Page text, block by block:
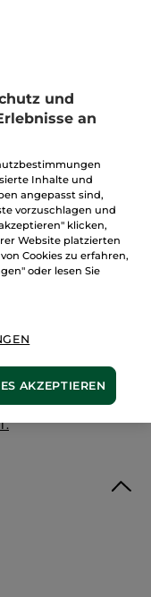
Magnolie
Magnolie
Versandkosten in
ANGEBOTS-
und
an
Inhalte und
angepasst sind,
vorzuschlagen und
klicken,
Website platzierten
Cookies zu erfahren,
oder lesen Sie
AKZEPTIEREN